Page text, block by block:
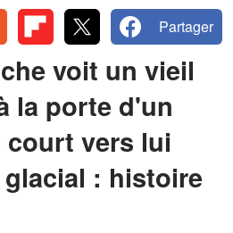
Partager
voit un vieil
la porte d'un
vers lui
: histoire